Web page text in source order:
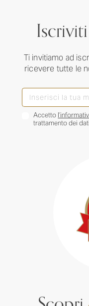
Ti invitiamo ad
ricevere tutte le
Accetto
trattamento dei